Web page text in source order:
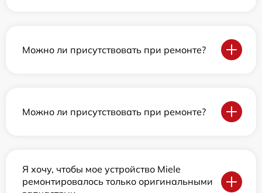
Можно ли присутствовать при ремонте?
Можно ли присутствовать при ремонте?
Я хочу, чтобы мое устройство Miele
ремонтировалось только оригинальными